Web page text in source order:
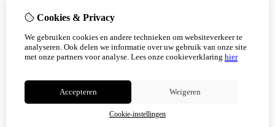
Cookies & Privacy
We gebruiken cookies en andere technieken om websiteverkeer te
analyseren. Ook delen we informatie over uw gebruik van onze site
met onze partners voor analyse. Lees onze cookieverklaring hier
Accepteren Weigeren
Cookie-instellingen
Vanaf 17 augustus zijn alle afhaalpunten (Tholen en
Scherpenisse) weer geopend.